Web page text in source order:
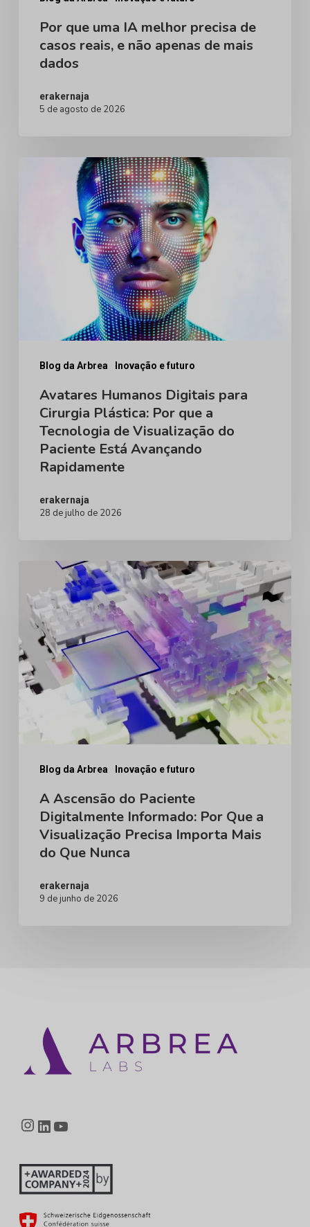
apenas
dados
Por que uma IA melhor precisa de
casos reais, e não apenas de mais
dados
erakernaja
5 de agosto de 2026
Blog da Arbrea Inovação e futuro
Tecnologia
Visualização
Paciente
Avançando
Rapidamente
Avatares Humanos Digitais para
Cirurgia Plástica: Por que a
Tecnologia de Visualização do
Paciente Está Avançando
Rapidamente
erakernaja
28 de julho de 2026
Blog da Arbrea Inovação e futuro
Ascensão
Paciente
Digitalmente
Informado:
Que
Visualização
Precisa
Importa
Mais
Nunca
A Ascensão do Paciente
Digitalmente Informado: Por Que a
Visualização Precisa Importa Mais
do Que Nunca
erakernaja
9 de junho de 2026
Instagram
LinkedIn